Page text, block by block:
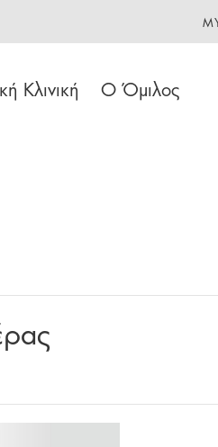
Κλινική Ο Όμιλος